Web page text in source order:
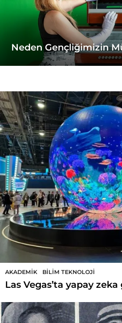
Neden Gençliğimizin
D
u
t
l
u
k
D
e
r
g
i
AKADEMIK ,BILIM TEKNOLOJI
Las Vegas’ta yapay